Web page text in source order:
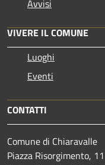
Avvisi
VIVERE IL COMUNE
Luoghi
Eventi
CONTATTI
Comune di Chiaravalle
Piazza Risorgimento,